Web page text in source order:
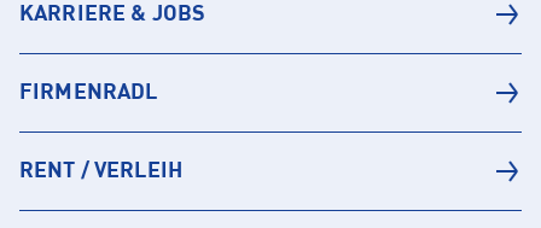
KARRIERE & JOBS
FIRMENRADL
RENT / VERLEIH